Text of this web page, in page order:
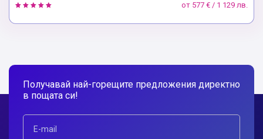
от 577 € / 1 129 лв.
Получавай най-горещите предложения директно
в пощата си!